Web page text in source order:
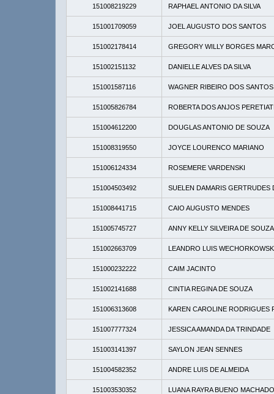
151008219229 RAPHAEL ANTONIO DA SILVA
151001709059 JOEL AUGUSTO DOS SANTOS
151002178414 GREGORY WILLY BORGES
151002151132 DANIELLE ALVES DA SILVA
151001587116 WAGNER RIBEIRO DOS SANTOS
151005826784 ROBERTA DOS ANJOS
151004612200 DOUGLAS ANTONIO DE SOUZA
151008319550 JOYCE LOURENCO MARIANO
151006124334 ROSEMERE VARDENSKI
151004503492 SUELEN DAMARIS GERTRUDES
151008441715 CAIO AUGUSTO MENDES
151005745727 ANNY KELLY SILVEIRA DE SOUZA
151002663709 LEANDRO LUIS
151000232222 CAIM JACINTO
151002141688 CINTIA REGINA DE SOUZA
151006313608 KAREN CAROLINE RODRIGUES
151007777324 JESSICA AMANDA DA TRINDADE
151003141397 SAYLON JEAN SENNES
151004582352 ANDRE LUIS DE ALMEIDA
151003530352 LUANA RAYRA BUENO MACHADO